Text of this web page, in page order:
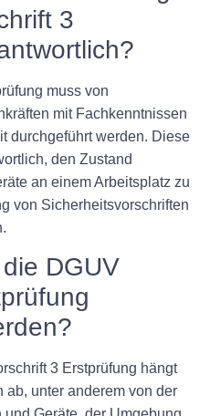
3
muss von
mit Fachkenntnissen
durchgeführt werden. Diese
den Zustand
an einem Arbeitsplatz zu
von Sicherheitsvorschriften
DGUV
3 Erstprüfung hängt
unter anderem von der